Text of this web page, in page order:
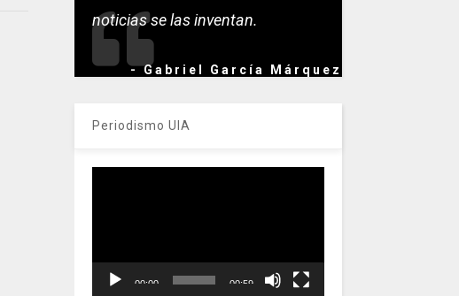
noticias se las inventan.
- Gabriel García Márquez
Periodismo UIA
00:00 00:59